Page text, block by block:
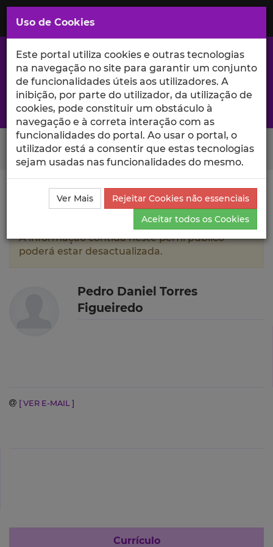
Saltar
para
Conteúdo
Principal
A excelência da investigação e ciência no Iscte
Search Button
Ciência_Iscte Autores
Pedro Daniel Torres
Figueiredo
Currículo
A informação contida neste perfil público
poderá estar desactualizada.
Pedro Daniel Torres
Figueiredo
[ VER E-MAIL ]
Currículo
Uso de Cookies
Este portal utiliza cookies e outras tecnologias
na navegação no site para garantir um conjunto
de funcionalidades úteis aos utilizadores. A
inibição, por parte do utilizador, da utilização de
cookies, pode constituir um obstáculo à
navegação e à correta interação com as
funcionalidades do portal. Ao usar o portal, o
utilizador está a consentir que estas tecnologias
sejam usadas nas funcionalidades do mesmo.
Ver Mais
Rejeitar Cookies não essenciais
Aceitar todos os Cookies